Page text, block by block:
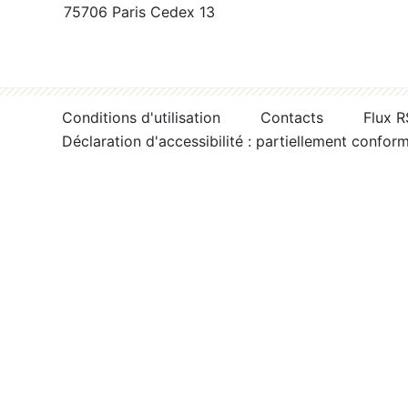
75706 Paris Cedex 13
Conditions d'utilisation Contacts
Flux
Déclaration d'accessibilité : partiellement